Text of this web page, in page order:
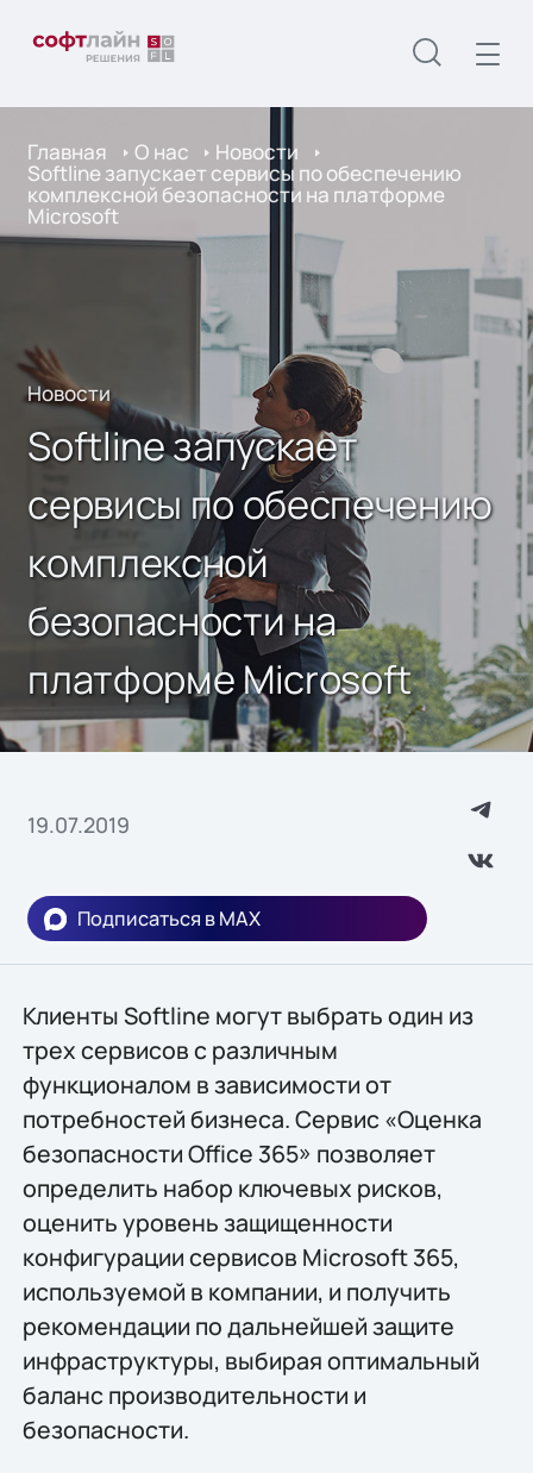
Главная О нас Новости
Softline запускает сервисы по обеспечению
комплексной безопасности на платформе
Microsoft
Новости
Softline запускает
сервисы по обеспечению
комплексной
безопасности на
платформе Microsoft
19.07.2019
Подписаться в MAX
Клиенты Softline могут выбрать один из
трех сервисов с различным
функционалом в зависимости от
потребностей бизнеса. Сервис «Оценка
безопасности Office 365» позволяет
определить набор ключевых рисков,
оценить уровень защищенности
конфигурации сервисов Microsoft 365,
используемой в компании, и получить
рекомендации по дальнейшей защите
инфраструктуры, выбирая оптимальный
баланс производительности и
безопасности.